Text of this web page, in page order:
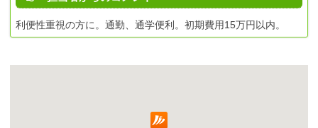
利便性重視の方に。通勤、通学便利。初期費用15万円以内。